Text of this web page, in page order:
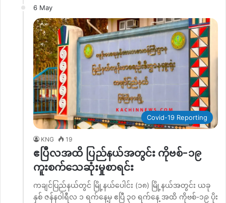
6 May
Covid-19 Reporting
KNG 19
ဧပြီလအထိ ပြည်နယ်အတွင်း ကိုဗစ်-၁၉
ကူးစက်သေဆုံးမှုစာရင်း
ကချင်ပြည်နယ်တွင် မြို့နယ်ပေါင်း (၁၈) မြို့နယ်အတွင်း ယခု
နှစ် ဇန်နဝါရီလ ၁ ရက်နေ့မှ ဧပြီ ၃၀ ရက်နေ့ အထိ ကိုဗစ်-၁၉ ပိုး